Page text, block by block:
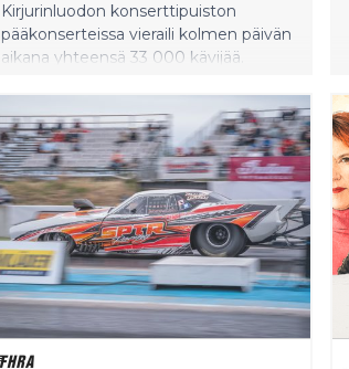
Kirjurinluodon konserttipuiston
pääkonserteissa vieraili kolmen päivän
aikana yhteensä 33 000 kävijää.
kokonaiskävijämäärä nousi 190
000:een.